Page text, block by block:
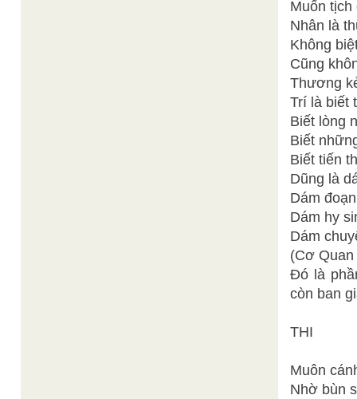
Muốn tịch
Nhân là
Không
Cũng
Thương
Trí là biết
Biết lòng
Biết
Biết tiến
Dũng là
Dám
Dám hy
Dám
(Cơ
Đó là
còn ban
THI
Muôn
Nhờ bùn